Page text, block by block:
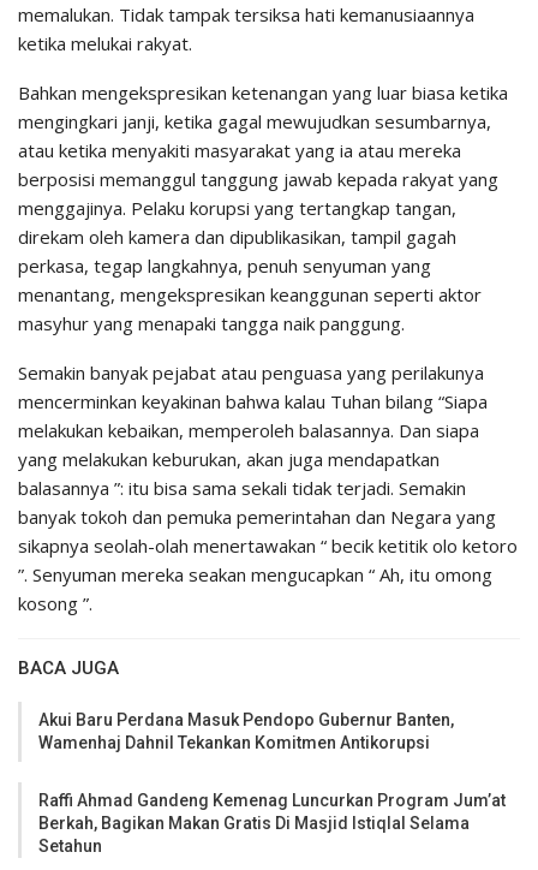
memalukan. Tidak tampak tersiksa hati kemanusiaannya
ketika melukai rakyat.
Bahkan mengekspresikan ketenangan yang luar biasa ketika
mengingkari janji, ketika gagal mewujudkan sesumbarnya,
atau ketika menyakiti masyarakat yang ia atau mereka
berposisi memanggul tanggung jawab kepada rakyat yang
menggajinya. Pelaku korupsi yang tertangkap tangan,
direkam oleh kamera dan dipublikasikan, tampil gagah
perkasa, tegap langkahnya, penuh senyuman yang
menantang, mengekspresikan keanggunan seperti aktor
masyhur yang menapaki tangga naik panggung.
Semakin banyak pejabat atau penguasa yang perilakunya
mencerminkan keyakinan bahwa kalau Tuhan bilang “Siapa
melakukan kebaikan, memperoleh balasannya. Dan siapa
yang melakukan keburukan, akan juga mendapatkan
balasannya ”: itu bisa sama sekali tidak terjadi. Semakin
banyak tokoh dan pemuka pemerintahan dan Negara yang
sikapnya seolah-olah menertawakan “ becik ketitik olo ketoro
”. Senyuman mereka seakan mengucapkan “ Ah, itu omong
kosong ”.
BACA JUGA
Akui Baru Perdana Masuk Pendopo Gubernur Banten,
Wamenhaj Dahnil Tekankan Komitmen Antikorupsi
Raffi Ahmad Gandeng Kemenag Luncurkan Program Jum’at
Berkah, Bagikan Makan Gratis Di Masjid Istiqlal Selama
Setahun